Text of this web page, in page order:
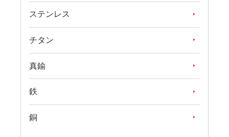
ステンレス
チタン
真鍮
鉄
銅